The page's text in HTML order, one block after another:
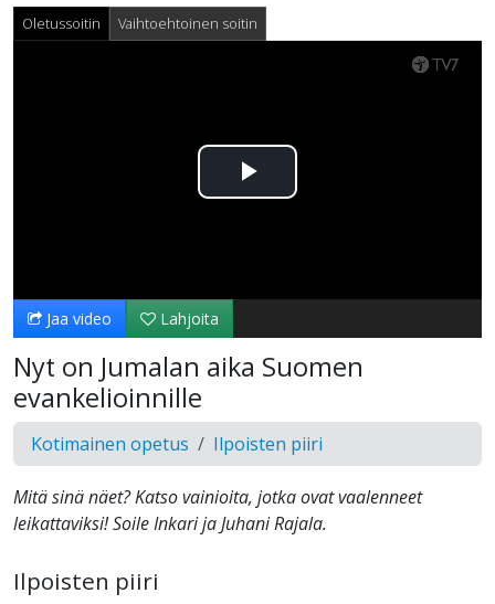
Oletussoitin Vaihtoehtoinen soitin
Toista
Jaa video Lahjoita
Nyt on Jumalan aika Suomen
evankelioinnille
Kotimainen opetus Ilpoisten piiri
Mitä sinä näet? Katso vainioita, jotka ovat vaalenneet
leikattaviksi! Soile Inkari ja Juhani Rajala.
Ilpoisten piiri